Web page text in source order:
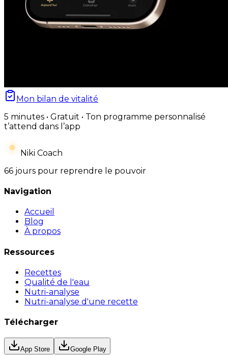
Mon bilan de vitalité
5 minutes • Gratuit • Ton programme personnalisé
t’attend dans l’app
Niki Coach
66 jours pour reprendre le pouvoir
Navigation
Accueil
Blog
À propos
Ressources
Recettes
Qualité de l'eau
Nutri-analyse
Nutri-analyse d'une recette
Télécharger
App Store Google Play